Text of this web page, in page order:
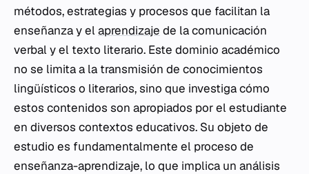
métodos, estrategias y procesos que facilitan la
enseñanza y elaprendizaje de la comunicación
verbal y el texto literario. Este dominio académico
no se limita a la transmisión de conocimientos
lingüísticos o literarios, sino que investiga cómo
estos contenidos son apropiados por el estudiante
en diversos contextos educativos. Su objeto de
estudio es fundamentalmente el proceso de
enseñanza-aprendizaje, lo que implica un análisis